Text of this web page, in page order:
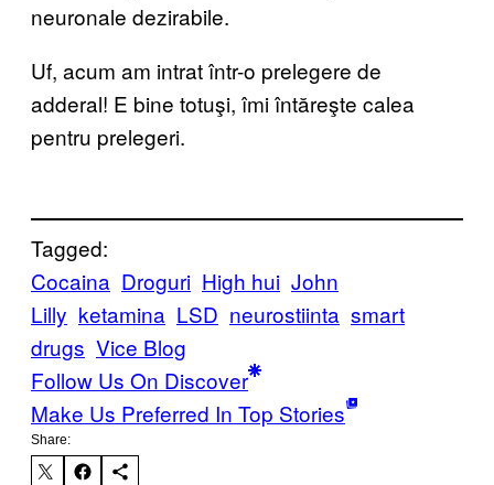
neuronale dezirabile.
Uf, acum am intrat într-o prelegere de
adderal! E bine totuşi, îmi întăreşte calea
pentru prelegeri.
Tagged:
Cocaina Droguri High hui John
Lilly ketamina LSD neurostiinta smart
drugs Vice Blog
Follow Us On Discover
Make Us Preferred In Top Stories
Share: